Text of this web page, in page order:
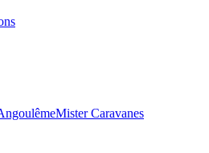
Mister Caravanes